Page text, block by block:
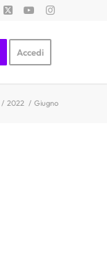
Accedi
/ 2022 / Giugno